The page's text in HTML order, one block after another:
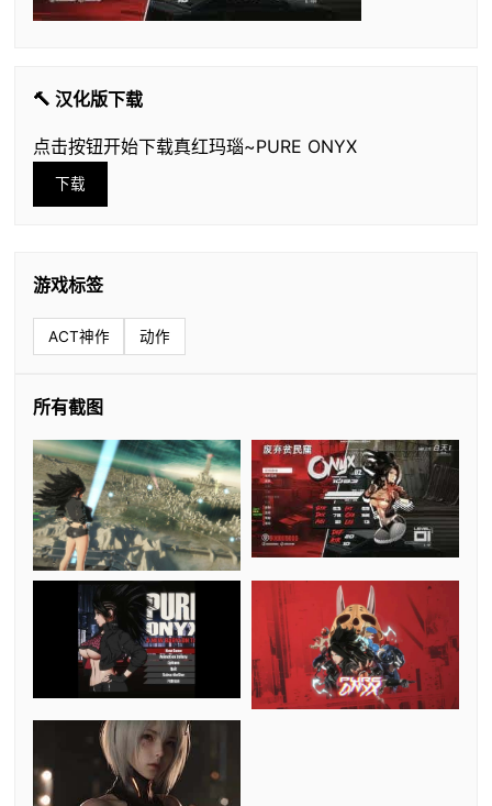
🔨 汉化版下载
点击按钮开始下载真红玛瑙~PURE ONYX
下载
游戏标签
ACT神作 动作
所有截图